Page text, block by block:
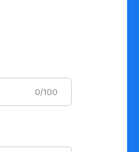
0/100